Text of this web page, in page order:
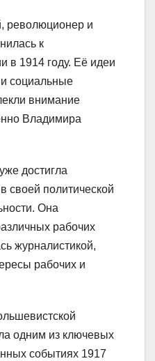
революционер и
к
в 1914 году. Её идеи
и социальные
внимание
Владимира
достигла
своей политической
Она
рабочих
журналистикой,
рабочих и
одним из ключевых
событиях 1917